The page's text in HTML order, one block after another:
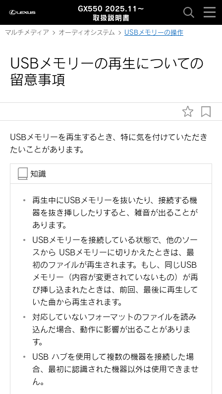
GX550 2025.11～
取扱説明書
マルチメディア オーディオシステム USBメモリーの操作
USBメモリーの再生についての
留意事項
USBメモリーを再生するとき、特に気を付けていただき
たいことがあります。
知識
再生中にUSBメモリーを抜いたり、接続する機
器を抜き挿ししたりすると、雑音が出ることが
あります。
USBメモリーを接続している状態で、他のソー
スから USBメモリーに切りかえたときは、最
初のファイルが再生されます。もし、同じUSB
メモリー（内容が変更されていないもの）が再
び挿し込まれたときは、前回、最後に再生して
いた曲から再生されます。
対応していないフォーマットのファイルを読み
込んだ場合、動作に影響が出ることがありま
す。
USB ハブを使用して複数の機器を接続した場
合、最初に認識された機器以外は使用できませ
ん。